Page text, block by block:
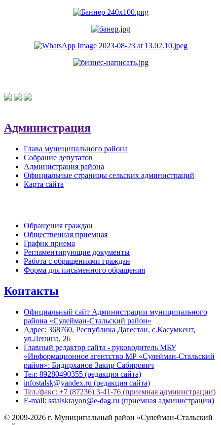
Администрация
Глава муниципального района
Собрание депутатов
Администрация района
Официальные страницы сельских администраций
Карта сайта
Обращения граждан
Общественная приемная
График приема
Регламентирующие документы
Работа с обращениями граждан
Форма для письменного обращения
Контакты
Официальный сайт Администрации муниципального
района «Сулейман-Стальский район»
Адрес: 368760, Республика Дагестан, с.Касумкент,
ул.Ленина, 26
Главный редактор сайта - руководитель МБУ
«Информационное агентство МР «Сулейман-Стальский
район»: Бидирханов Закир Сабирович
Тел: 89280490355 (редакция сайта)
infostalsk@yandex.ru (редакция сайта)
Тел./факс: +7 (87236) 3-41-76 (приемная администрации)
E-mail: sstalskrayon@e-dag.ru (приемная администрации)
© 2009-2026 г. Муниципальный район «Сулейман-Стальский